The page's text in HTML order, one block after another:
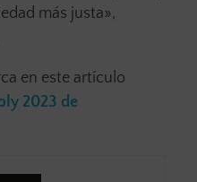
más justa»,
en este artículo
2023 de